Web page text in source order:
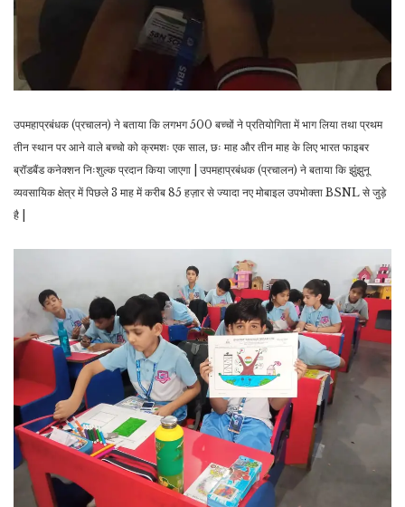
उपमहाप्रबंधक (प्रचालन) ने बताया कि लगभग 500 बच्चों ने प्रतियोगिता में भाग लिया तथा प्रथम
तीन स्थान पर आने वाले बच्चो को क्रमशः एक साल, छः माह और तीन माह के लिए भारत फाइबर
ब्रॉडबैंड कनेक्शन निःशुल्क प्रदान किया जाएगा | उपमहाप्रबंधक (प्रचालन) ने बताया कि झुंझुनू
व्यवसायिक क्षेत्र में पिछले 3 माह में करीब 85 हज़ार से ज्यादा नए मोबाइल उपभोक्ता BSNL से जुड़े
है |